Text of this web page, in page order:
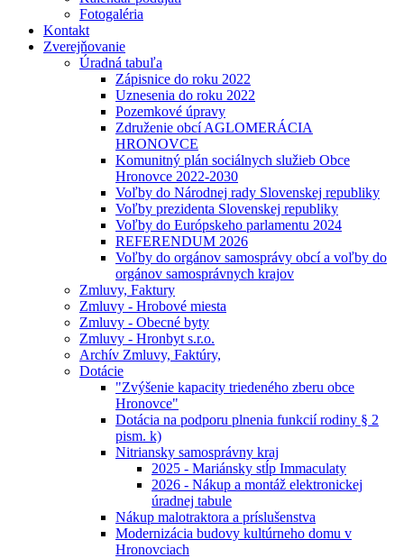
Fotogaléria
Kontakt
Zverejňovanie
Úradná tabuľa
Zápisnice do roku 2022
Uznesenia do roku 2022
Pozemkové úpravy
Združenie obcí AGLOMERÁCIA
HRONOVCE
Komunitný plán sociálnych služieb Obce
Hronovce 2022-2030
Voľby do Národnej rady Slovenskej republiky
Voľby prezidenta Slovenskej republiky
Voľby do Európskeho parlamentu 2024
REFERENDUM 2026
Voľby do orgánov samosprávy obcí a voľby do
orgánov samosprávnych krajov
Zmluvy, Faktury
Zmluvy - Hrobové miesta
Zmluvy - Obecné byty
Zmluvy - Hronbyt s.r.o.
Archív Zmluvy, Faktúry,
Dotácie
"Zvýšenie kapacity triedeného zberu obce
Hronovce"
Dotácia na podporu plnenia funkcií rodiny § 2
pism. k)
Nitriansky samosprávny kraj
2025 - Mariánsky stĺp Immaculaty
2026 - Nákup a montáž elektronickej
úradnej tabule
Nákup malotraktora a príslušenstva
Modernizácia budovy kultúrneho domu v
Hronovciach